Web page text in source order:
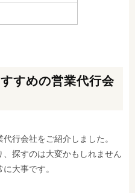
すめの営業代行会
行会社をご紹介しました。
探すのは大変かもしれません
大事です。